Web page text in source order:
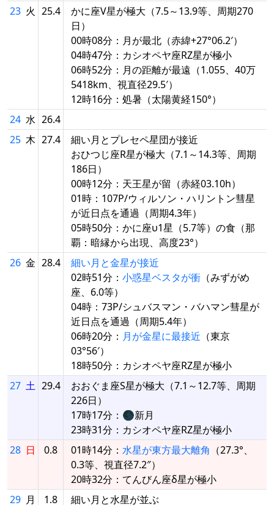
23 火 25.4
かに座V星が極大（7.5～13.9等、周期270
日）
00時08分：月が最北（赤緯+27°06.2′）
04時47分：カシオペヤ座RZ星が極小
06時52分：月の距離が最遠（1.055、40万
5418km、視直径29.5′）
12時16分：処暑（太陽黄経150°）
24 水 26.4
25 木 27.4
細い月とプレセペ星団が接近
おひつじ座R星が極大（7.1～14.3等、周期
186日）
00時12分：天王星が留（赤経03.10h）
01時：107P/ウィルソン・ハリントン彗星
が近日点を通過（周期4.3年）
05時50分：かに座υ1星（5.7等）の食（那
覇：暗縁から出現、高度23°）
26 金 28.4
細い月と金星が接近
02時51分： 小惑星ベスタが衝 （みずがめ
座、6.0等）
04時：73P/シュバスマン・バハマン彗星が
近日点を通過（周期5.4年）
06時20分： 月が金星に最接近 （東京
03°56′）
18時50分：カシオペヤ座RZ星が極小
27 土 29.4
おおぐま座S星が極大（7.1～12.7等、周期
226日）
17時17分：🌑新月
23時31分：カシオペヤ座RZ星が極小
28 日 0.8 01時14分： 水星が東方最大離角 （27.3°、
0.3等、視直径7.2″）
20時32分：てんびん座δ星が極小
29 月 1.8
細い月と水星が並ぶ